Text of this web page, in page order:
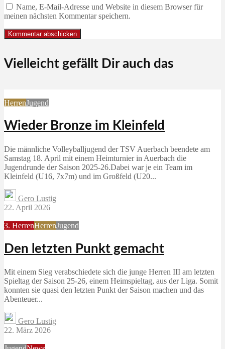
Name, E-Mail-Adresse und Website in diesem Browser für
meinen nächsten Kommentar speichern.
Vielleicht gefällt Dir auch das
HerrenJugend
Wieder Bronze im Kleinfeld
Die männliche Volleyballjugend der TSV Auerbach beendete am
Samstag 18. April mit einem Heimturnier in Auerbach die
Jugendrunde der Saison 2025-26.Dabei war je ein Team im
Kleinfeld (U16, 7x7m) und im Großfeld (U20...
Gero Lustig
22. April 2026
3. HerrenHerrenJugend
Den letzten Punkt gemacht
Mit einem Sieg verabschiedete sich die junge Herren III am letzten
Spieltag der Saison 25-26, einem Heimspieltag, aus der Liga. Somit
konnten sie quasi den letzten Punkt der Saison machen und das
Abenteuer...
Gero Lustig
22. März 2026